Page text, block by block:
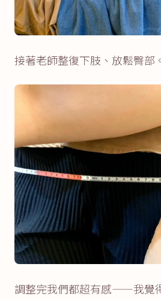
接著老師整復下肢、放鬆臀部
調整完我們都超有感——我覺